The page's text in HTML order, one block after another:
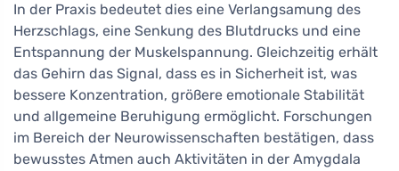
In der Praxis bedeutet dies eine Verlangsamung des
Herzschlags, eine Senkung des Blutdrucks und eine
Entspannung der Muskelspannung. Gleichzeitig erhält
das Gehirn das Signal, dass es in Sicherheit ist, was
bessere Konzentration, größere emotionale Stabilität
und allgemeine Beruhigung ermöglicht. Forschungen
im Bereich der Neurowissenschaften bestätigen, dass
bewusstes Atmen auch Aktivitäten in der Amygdala